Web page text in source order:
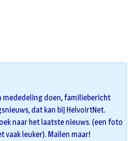
mededeling doen, familiebericht
dat kan bij HelvoirtNet.
naar het laatste nieuws. (een foto
vaak leuker). Mailen maar!